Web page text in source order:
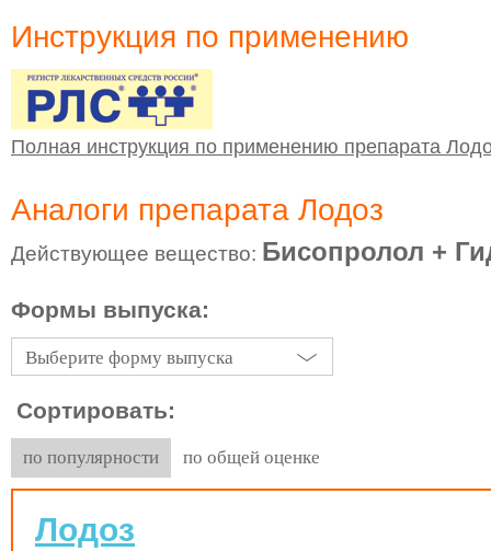
Инструкция по применению
Полная инструкция по применению препарата
Аналоги препарата Лодоз
Действующее вещество: Бисопролол +
Формы выпуска:
Выберите форму выпуска
Сортировать:
по популярности по общей оценке
Лодоз